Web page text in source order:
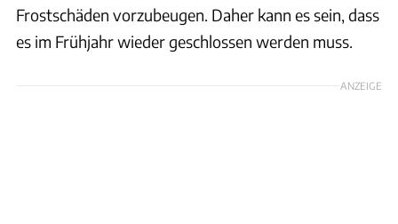
Frostschäden vorzubeugen. Daher kann es sein, dass
es im Frühjahr wieder geschlossen werden muss.
ANZEIGE